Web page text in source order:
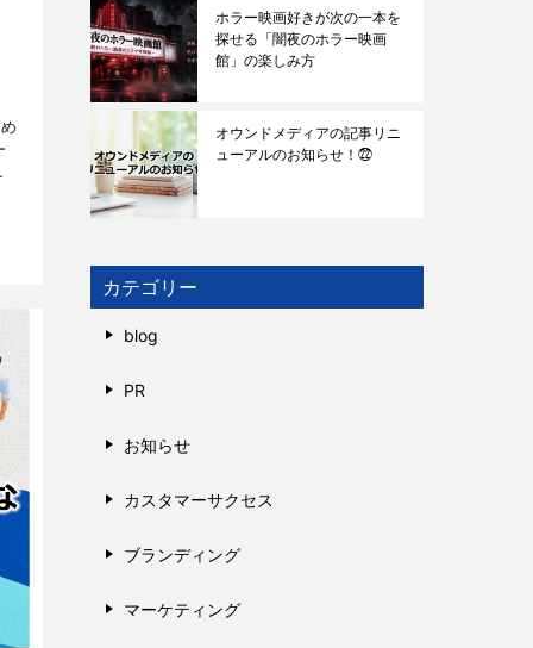
ホラー映画好きが次の一本を
探せる「闇夜のホラー映画
館」の楽しみ方
オウンドメディアの記事リニ
ューアルのお知らせ！㉒
カテゴリー
blog
PR
お知らせ
カスタマーサクセス
ブランディング
マーケティング